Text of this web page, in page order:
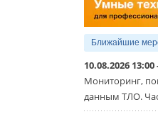
Ближайшие
10.08.2026 13:00
Мониторинг,
данным ТЛО.